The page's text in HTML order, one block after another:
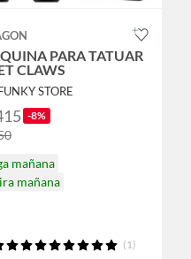
PARA TATUAR
CLAWS
STORE
-8%
mañana
mañana
(1)